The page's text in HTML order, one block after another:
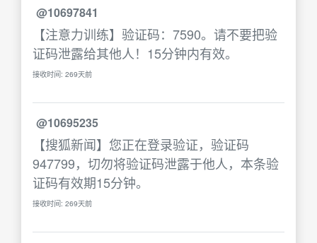
@10697841
【注意力训练】验证码：7590。请不要把验
证码泄露给其他人！15分钟内有效。
接收时间: 269天前
@10695235
【搜狐新闻】您正在登录验证，验证码
947799，切勿将验证码泄露于他人，本条验
证码有效期15分钟。
接收时间: 269天前